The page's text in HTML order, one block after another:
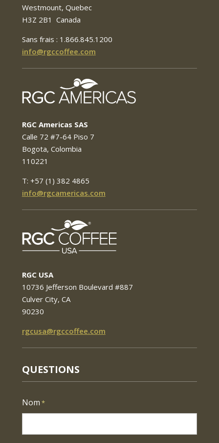
Westmount, Quebec
H3Z 2B1 Canada
Sans frais : 1.866.845.1200
info@rgccoffee.com
RGC Americas SAS
Calle 72 #7-64 Piso 7
Bogota, Colombia
110221
T: +57 (1) 382 4865
info@rgcamericas.com
RGC USA
10736 Jefferson Boulevard #887
Culver City, CA
90230
rgcusa@rgccoffee.com
QUESTIONS
Nom *